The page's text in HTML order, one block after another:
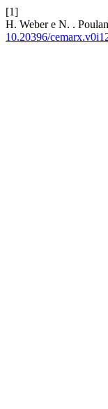
[1]
H. Weber e N. .
10.20396/